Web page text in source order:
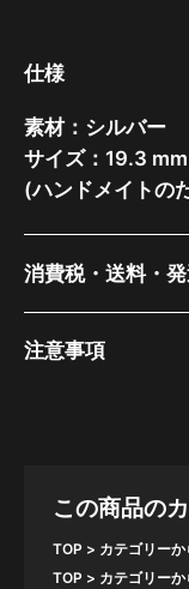
仕様
素材：シルバー
サイズ：19.3
(ハンドメイトの
消費税・送料・
注意事項
この商品の
TOP カテゴリー
TOP
カテゴリー